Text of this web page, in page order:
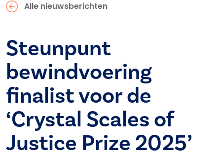
Alle nieuwsberichten
Steunpunt
bewindvoering
finalist voor de
‘Crystal Scales of
Justice Prize 2025’